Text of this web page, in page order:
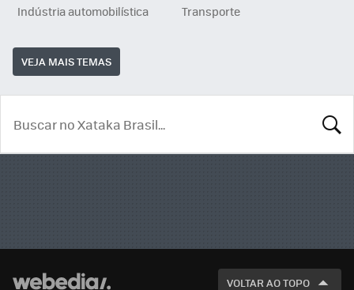
Indústria automobilística
Transporte
VEJA MAIS TEMAS
VOLTAR AO TOPO